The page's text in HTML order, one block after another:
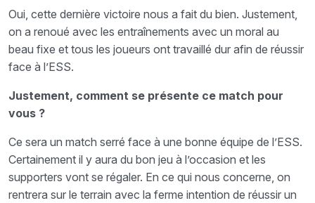
Oui, cette dernière victoire nous a fait du bien. Justement,
on a renoué avec les entraînements avec un moral au
beau fixe et tous les joueurs ont travaillé dur afin de réussir
face à l’ESS.
Justement, comment se présente ce match pour
vous ?
Ce sera un match serré face à une bonne équipe de l’ESS.
Certainement il y aura du bon jeu à l’occasion et les
supporters vont se régaler. En ce qui nous concerne, on
rentrera sur le terrain avec la ferme intention de réussir un